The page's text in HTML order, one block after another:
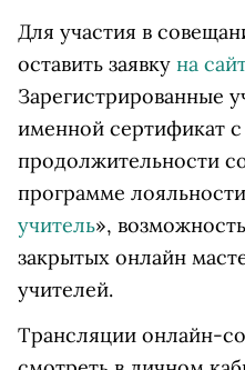
Для участия в
оставить заявку на
Зарегистрированные
именной сертификат с
продолжительности
программе
учитель»,
закрытых онлайн
учителей.
Трансляции онлайн-